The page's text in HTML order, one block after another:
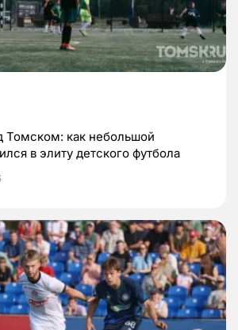
Томском: как небольшой
в элиту детского футбола